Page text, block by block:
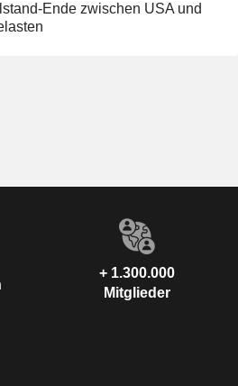
Ende zwischen USA und
+ 1.300.000
Mitglieder